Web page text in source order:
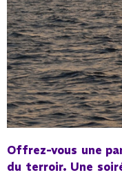
Offrez-vous une
du terroir. Une